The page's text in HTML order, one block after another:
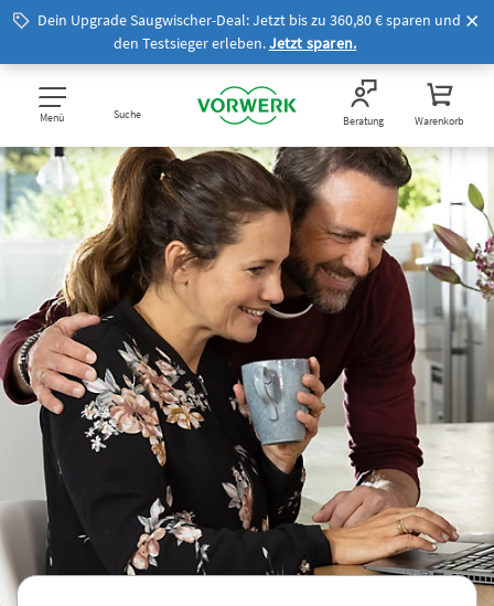
Dein Upgrade Saugwischer-Deal: Jetzt bis zu 360,80 € sparen und
den Testsieger erleben.Jetzt sparen.
Menü Suche Beratung Warenkorb